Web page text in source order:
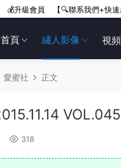
首頁 繡人影像 視
💰升級會員 【🔍聯系我們+快速
愛蜜社 正文
318